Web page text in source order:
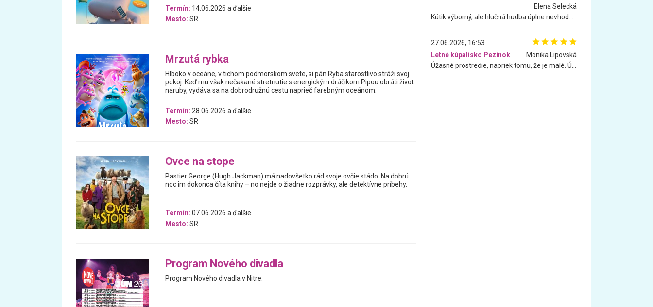
Termín: 14.06.2026 a ďalšie
Mesto: SR
Mrzutá rybka
Hlboko v oceáne, v tichom podmorskom svete, si pán Ryba starostlivo stráži svoj
pokoj. Keď mu však nečakané stretnutie s energickým dráčikom Pipou obráti život
naruby, vydáva sa na dobrodružnú cestu naprieč farebným oceánom.
Termín: 28.06.2026 a ďalšie
Mesto: SR
Ovce na stope
Pastier George (Hugh Jackman) má nadovšetko rád svoje ovčie stádo. Na dobrú
noc im dokonca číta knihy – no nejde o žiadne rozprávky, ale detektívne príbehy.
Termín: 07.06.2026 a ďalšie
Mesto: SR
Program Nového divadla
Program Nového divadla v Nitre.
Elena Selecká
27.06.2026, 16:53
Letné kúpalisko Pezinok
. Monika Lipovská